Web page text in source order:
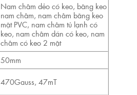
Nam châm dẻo có keo, băng keo
nam châm, nam châm băng keo
mặt PVC, nam châm tủ lạnh có
keo, nam châm dán có keo, nam
châm có keo 2 mặt
50mm
470Gauss, 47mT